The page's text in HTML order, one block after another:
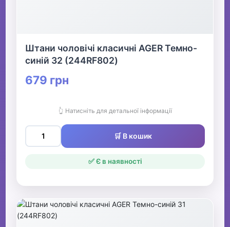
Штани чоловічі класичні AGER Темно-
синій 32 (244RF802)
679 грн
👆 Натисніть для детальної інформації
🛒 В кошик
✅ Є в наявності